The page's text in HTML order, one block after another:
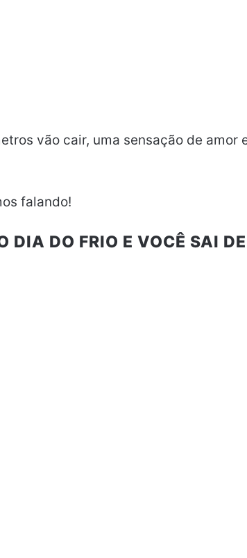
vão cair, uma sensação de amor
falando!
DIA DO FRIO E VOCÊ SAI